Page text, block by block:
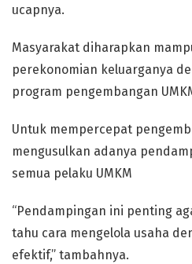
ucapnya.
Masyarakat diharapkan
perekonomian keluarganya
program pengembangan
Untuk mempercepat
mengusulkan adanya
semua pelaku UMKM
“Pendampingan ini penting
tahu cara mengelola usaha
efektif,” tambahnya.